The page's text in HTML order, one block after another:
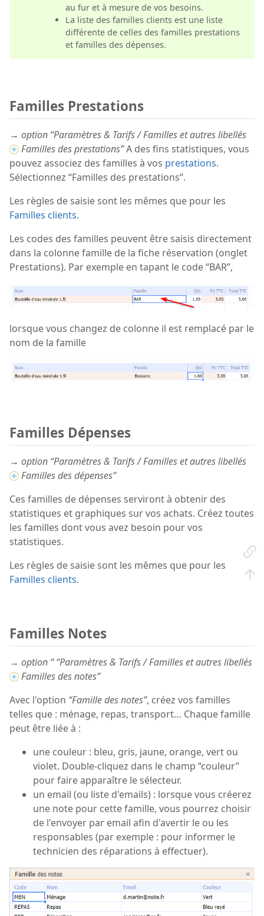
au fur et à mesure de vos besoins.
La liste des familles clients est une liste
différente de celles des familles prestations
et familles des dépenses.
Familles Prestations
→ option “Paramètres & Tarifs / Familles et autres libellés
Familles des prestations”A des fins statistiques, vous
pouvez associez des familles à vos prestations.
Sélectionnez “Familles des prestations”.
Les règles de saisie sont les mêmes que pour les
Familles clients.
Les codes des familles peuvent être saisis directement
dans la colonne famille de la fiche réservation (onglet
Prestations). Par exemple en tapant le code “BAR”,
lorsque vous changez de colonne il est remplacé par le
nom de la famille
Familles Dépenses
→ option “Paramètres & Tarifs / Familles et autres libellés
Familles des dépenses”
Ces familles de dépenses serviront à obtenir des
statistiques et graphiques sur vos achats. Créez toutes
les familles dont vous avez besoin pour vos
statistiques.
Les règles de saisie sont les mêmes que pour les
Familles clients.
Familles Notes
→ option “ “Paramètres & Tarifs / Familles et autres libellés
Familles des notes”
Avec l'option “Famille des notes”, créez vos familles
telles que : ménage, repas, transport… Chaque famille
peut être liée à :
une couleur : bleu, gris, jaune, orange, vert ou
violet. Double-cliquez dans le champ “couleur”
pour faire apparaître le sélecteur.
un email (ou liste d'emails) : lorsque vous créerez
une note pour cette famille, vous pourrez choisir
de l'envoyer par email afin d'avertir le ou les
responsables (par exemple : pour informer le
technicien des réparations à effectuer).